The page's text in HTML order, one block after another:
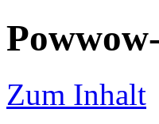
Zum Inhalt